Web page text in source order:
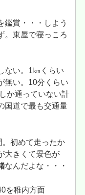
鑑賞・・・しよう
。東屋で寝っころ
ない。1㎞くらい
無い。10分くらい
か通っていない計
国道で最も交通量
初めて走ったか
大きくて景色が
なんだよな・・・
を稚内方面